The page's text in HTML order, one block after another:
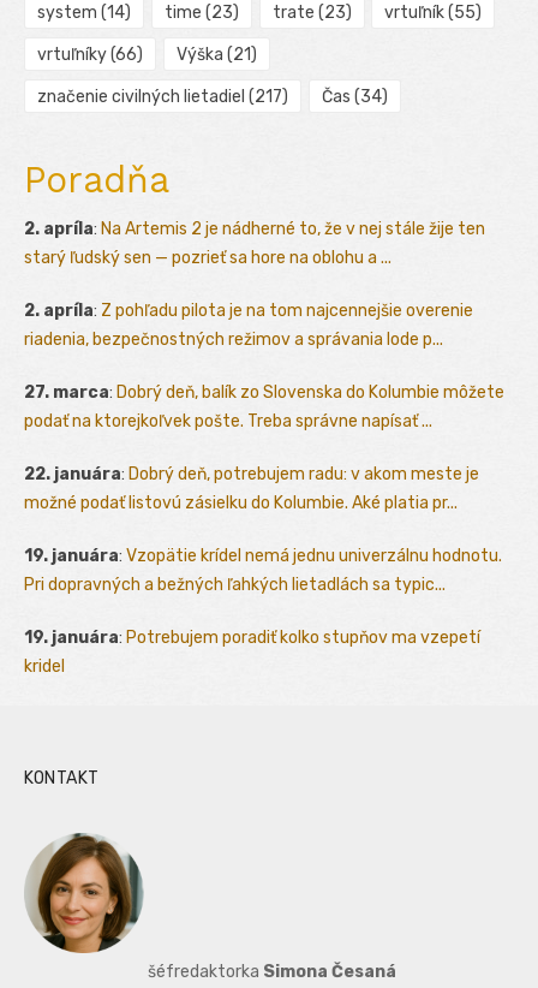
system (14) time (23) trate (23) vrtuľník(55)
vrtuľníky(66) Výška (21)
značenie civilných lietadiel (217) Čas (34)
Poradňa
2. apríla: Na Artemis 2 je nádherné to, že v nej stále žije ten
starý ľudský sen — pozrieť sa hore na oblohu a ...
2. apríla: Z pohľadu pilota je na tom najcennejšie overenie
riadenia, bezpečnostných režimov a správania lode p...
27. marca: Dobrý deň, balík zo Slovenska do Kolumbie môžete
podať na ktorejkoľvek pošte. Treba správne napísať ...
22. januára: Dobrý deň, potrebujem radu: v akom meste je
možné podať listovú zásielku do Kolumbie. Aké platia pr...
19. januára: Vzopätie krídel nemá jednu univerzálnu hodnotu.
Pri dopravných a bežných ľahkých lietadlách sa typic...
19. januára: Potrebujem poradiť kolko stupňov ma vzepetí
kridel
KONTAKT
šéfredaktorka Simona Česaná